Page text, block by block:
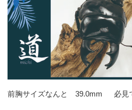
前胸サイズなんと 39.0mm 必見